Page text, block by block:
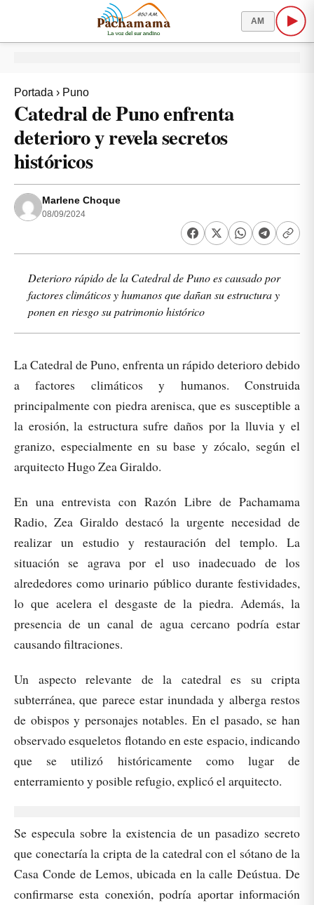
AM
Portada › Puno
Catedral de Puno enfrenta
deterioro y revela secretos
históricos
Marlene Choque
08/09/2024
Deterioro rápido de la Catedral de Puno es causado por
factores climáticos y humanos que dañan su estructura y
ponen en riesgo su patrimonio histórico
La Catedral de Puno, enfrenta un rápido deterioro debido
a factores climáticos y humanos. Construida
principalmente con piedra arenisca, que es susceptible a
la erosión, la estructura sufre daños por la lluvia y el
granizo, especialmente en su base y zócalo, según el
arquitecto Hugo Zea Giraldo.
En una entrevista con Razón Libre de Pachamama
Radio, Zea Giraldo destacó la urgente necesidad de
realizar un estudio y restauración del templo. La
situación se agrava por el uso inadecuado de los
alrededores como urinario público durante festividades,
lo que acelera el desgaste de la piedra. Además, la
presencia de un canal de agua cercano podría estar
causando filtraciones.
Un aspecto relevante de la catedral es su cripta
subterránea, que parece estar inundada y alberga restos
de obispos y personajes notables. En el pasado, se han
observado esqueletos flotando en este espacio, indicando
que se utilizó históricamente como lugar de
enterramiento y posible refugio, explicó el arquitecto.
Se especula sobre la existencia de un pasadizo secreto
que conectaría la cripta de la catedral con el sótano de la
Casa Conde de Lemos, ubicada en la calle Deústua. De
confirmarse esta conexión, podría aportar información